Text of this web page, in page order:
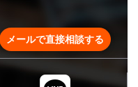
メールで直接相談する